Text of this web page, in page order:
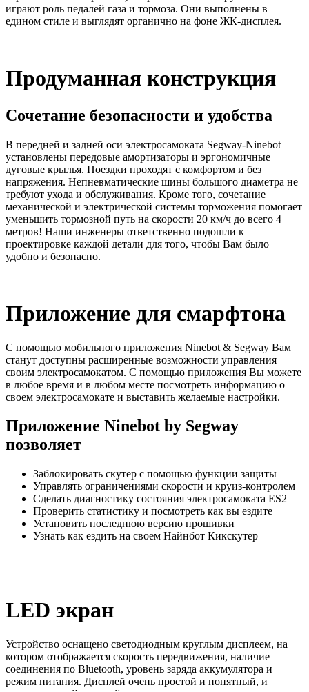
играют роль педалей газа и тормоза. Они выполнены в
едином стиле и выглядят органично на фоне ЖК-дисплея.
Продуманная конструкция
Сочетание безопасности и удобства
В передней и задней оси электросамоката Segway-Ninebot
установлены передовые амортизаторы и эргономичные
дуговые крылья. Поездки проходят с комфортом и без
напряжения. Непневматические шины большого диаметра не
требуют ухода и обслуживания. Кроме того, сочетание
механической и электрической системы торможения помогает
уменьшить тормозной путь на скорости 20 км/ч до всего 4
метров! Наши инженеры ответственно подошли к
проектировке каждой детали для того, чтобы Вам было
удобно и безопасно.
Приложение для смарфтона
С помощью мобильного приложения Ninebot & Segway Вам
станут доступны расширенные возможности управления
своим электросамокатом. С помощью приложения Вы можете
в любое время и в любом месте посмотреть информацию о
своем электросамокате и выставить желаемые настройки.
Приложение Ninebot by Segway
позволяет
Заблокировать скутер с помощью функции защиты
Управлять ограничениями скорости и круиз-контролем
Сделать диагностику состояния электросамоката ES2
Проверить статистику и посмотреть как вы ездите
Установить последнюю версию прошивки
Узнать как ездить на своем Найнбот Кикскутер
LED экран
Устройство оснащено светодиодным круглым дисплеем, на
котором отображается скорость передвижения, наличие
соединения по Bluetooth, уровень заряда аккумулятора и
режим питания. Дисплей очень простой и понятный, и